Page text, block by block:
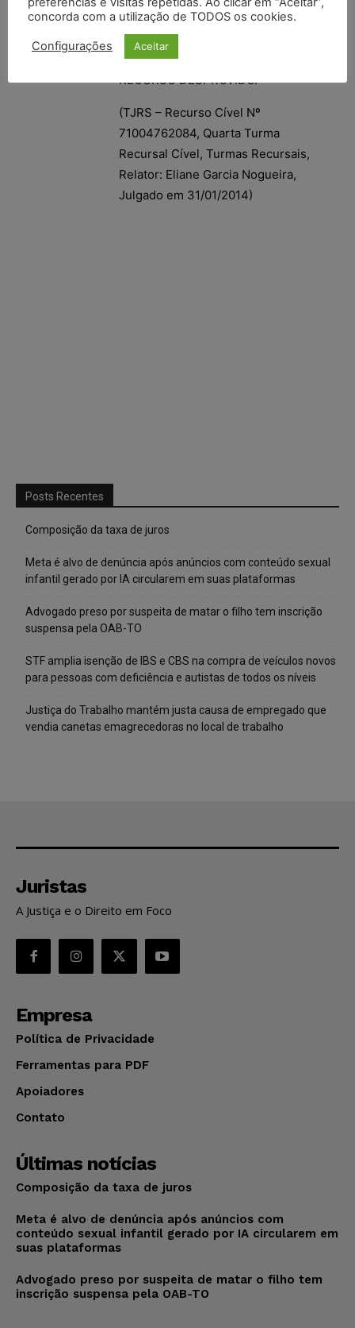
18/07/2012).
SENTENÇA MANTIDA PELOS
PROPRIOS FUNDAMENTOS.
RECURSO DESPROVIDO.
(TJRS – Recurso Cível Nº
71004762084, Quarta Turma
Recursal Cível, Turmas Recursais,
Relator: Eliane Garcia Nogueira,
Julgado em 31/01/2014)
Posts Recentes
Composição da taxa de juros
Meta é alvo de denúncia após anúncios com conteúdo sexual
infantil gerado por IA circularem em suas plataformas
Advogado preso por suspeita de matar o filho tem inscrição
suspensa pela OAB-TO
STF amplia isenção de IBS e CBS na compra de veículos novos
para pessoas com deficiência e autistas de todos os níveis
Justiça do Trabalho mantém justa causa de empregado que
vendia canetas emagrecedoras no local de trabalho
Juristas
A Justiça e o Direito em Foco
Empresa
Política de Privacidade
Ferramentas para PDF
Apoiadores
Contato
Últimas notícias
Composição da taxa de juros
Meta é alvo de denúncia após anúncios com
conteúdo sexual infantil gerado por IA circularem em
suas plataformas
Advogado preso por suspeita de matar o filho tem
inscrição suspensa pela OAB-TO
concorda com a utilização de TODOS os cookies.
Configurações Aceitar